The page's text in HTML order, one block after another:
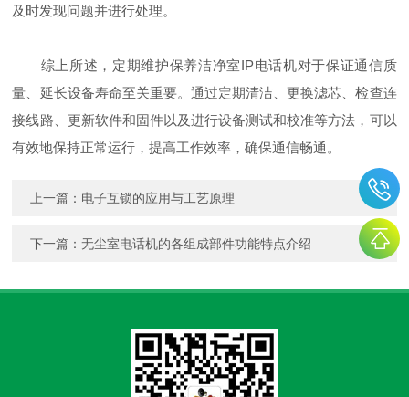
及时发现问题并进行处理。
综上所述，定期维护保养洁净室IP电话机对于保证通信质
量、延长设备寿命至关重要。通过定期清洁、更换滤芯、检查连
接线路、更新软件和固件以及进行设备测试和校准等方法，可以
有效地保持正常运行，提高工作效率，确保通信畅通。
上一篇： 电子互锁的应用与工艺原理
下一篇：无尘室电话机的各组成部件功能特点介绍